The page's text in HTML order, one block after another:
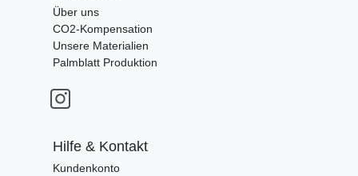
Über uns
CO2-Kompensation
Unsere Materialien
Palmblatt Produktion
Hilfe & Kontakt
Kundenkonto